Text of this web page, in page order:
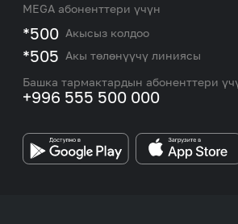
eSIM
Номерди тандоо
M2M
Корпоративдик жана VIP кардарлар
боюнча бөлүмдүн кызматкерлеринин
маалыматтары.
Жаңылыктар
Тармакты камтуу картасы жана
MEGAда иште
MEGA бренди
MEGA абоненттери үчүн
*500 Акысыз колдоо
*505 Акы төлөнүүчү линиясы
Башка тармактардын абоненттери
+996 555 500 000